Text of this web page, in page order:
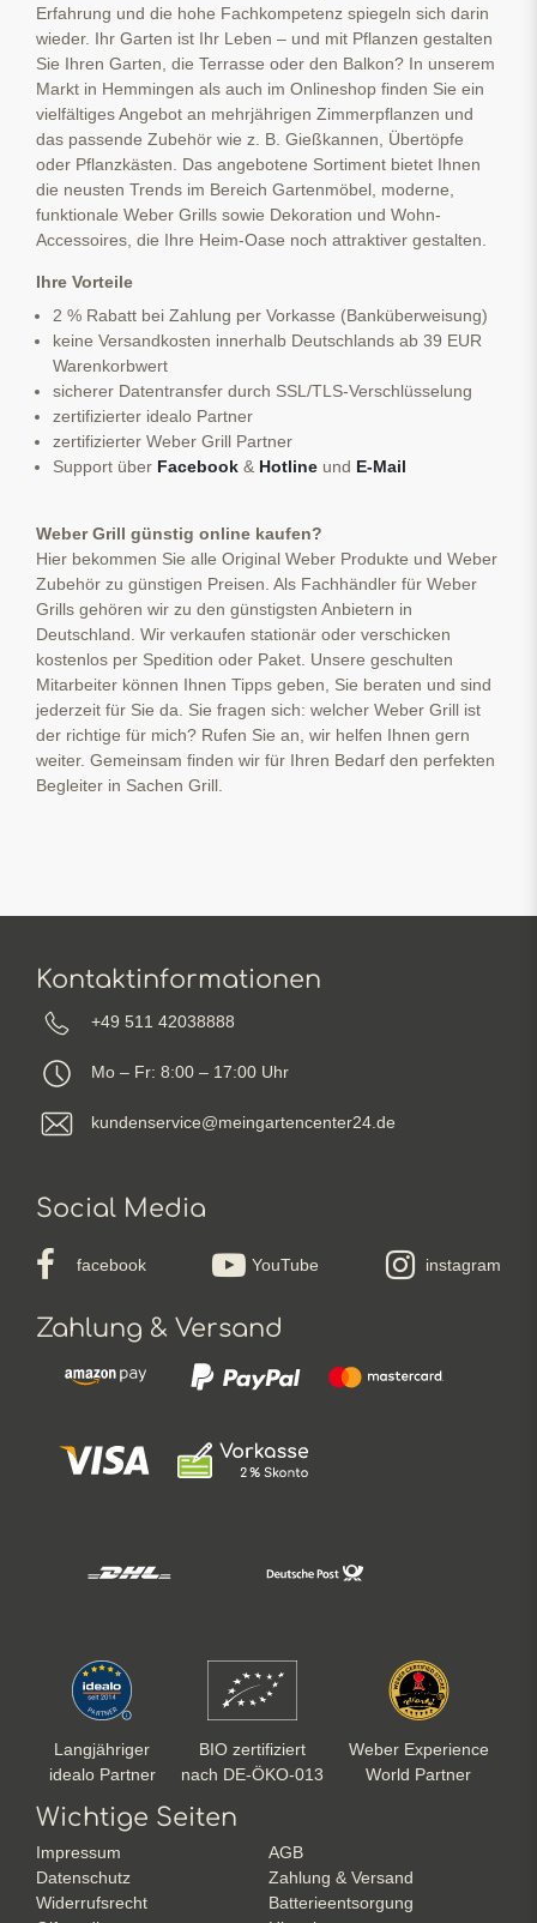
Erfahrung und die hohe Fachkompetenz spiegeln sich darin
wieder. Ihr Garten ist Ihr Leben – und mit Pflanzen gestalten
Sie Ihren Garten, die Terrasse oder den Balkon? In unserem
Markt in Hemmingen als auch im Onlineshop finden Sie ein
vielfältiges Angebot an mehrjährigen Zimmerpflanzen und
das passende Zubehör wie z. B. Gießkannen, Übertöpfe
oder Pflanzkästen. Das angebotene Sortiment bietet Ihnen
die neusten Trends im Bereich Gartenmöbel, moderne,
funktionale Weber Grills sowie Dekoration und Wohn-
Accessoires, die Ihre Heim-Oase noch attraktiver gestalten.
Ihre Vorteile
2 % Rabatt bei Zahlung per Vorkasse (Banküberweisung)
keine Versandkosten innerhalb Deutschlands ab 39 EUR
Warenkorbwert
sicherer Datentransfer durch SSL/TLS-Verschlüsselung
zertifizierter idealo Partner
zertifizierter Weber Grill Partner
Support über Facebook & Hotline und E-Mail
Weber Grill günstig online kaufen?
Hier bekommen Sie alle Original Weber Produkte und Weber
Zubehör zu günstigen Preisen. Als Fachhändler für Weber
Grills gehören wir zu den günstigsten Anbietern in
Deutschland. Wir verkaufen stationär oder verschicken
kostenlos per Spedition oder Paket. Unsere geschulten
Mitarbeiter können Ihnen Tipps geben, Sie beraten und sind
jederzeit für Sie da. Sie fragen sich: welcher Weber Grill ist
der richtige für mich? Rufen Sie an, wir helfen Ihnen gern
weiter. Gemeinsam finden wir für Ihren Bedarf den perfekten
Begleiter in Sachen Grill.
Kontaktinformationen
+49 511 42038888
Mo – Fr: 8:00 – 17:00 Uhr
kundenservice@meingartencenter24.de
Social Media
facebook YouTube instagram
Zahlung & Versand
Langjähriger
idealo Partner
BIO zertifiziert
nach DE-ÖKO-013
Weber Experience
World Partner
Wichtige Seiten
Impressum
AGB
Datenschutz
Zahlung & Versand
Widerrufsrecht
Batterieentsorgung